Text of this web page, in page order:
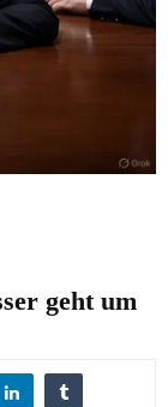
geht um